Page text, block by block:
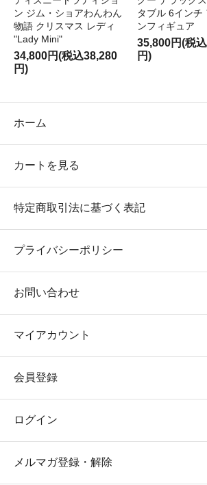
ン ジム・ショアわんわん
物語 クリスマス レディ
"Lady Mini"
34,800円(税込38,280
円)
タブル 6インチ
ンフィギュア
35,800円(税
円)
ホーム
カートを見る
特定商取引法に基づく表記
プライバシーポリシー
お問い合わせ
マイアカウント
会員登録
ログイン
メルマガ登録・解除